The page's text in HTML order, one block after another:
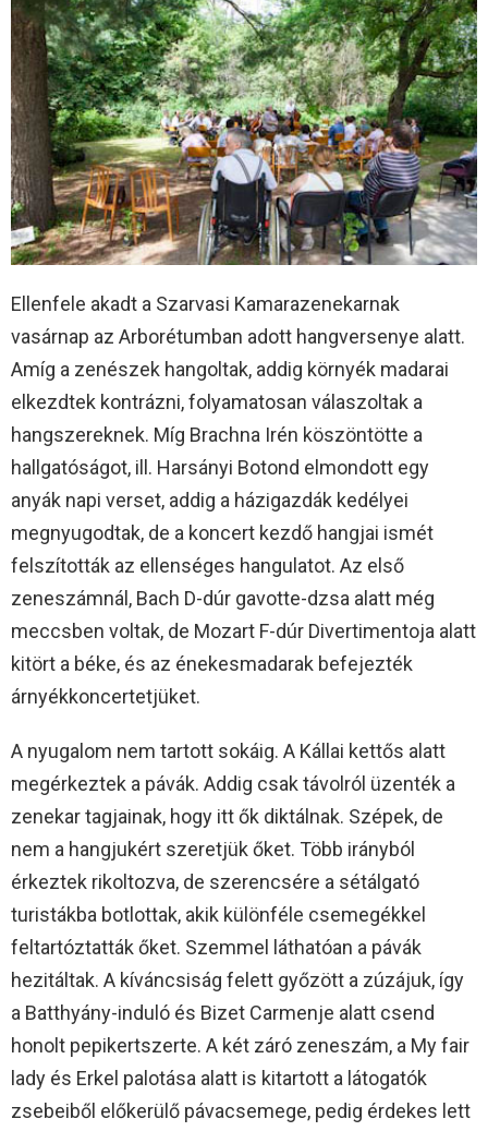
Ellenfele akadt a Szarvasi Kamarazenekarnak
vasárnap az Arborétumban adott hangversenye alatt.
Amíg a zenészek hangoltak, addig környék madarai
elkezdtek kontrázni, folyamatosan válaszoltak a
hangszereknek. Míg Brachna Irén köszöntötte a
hallgatóságot, ill. Harsányi Botond elmondott egy
anyák napi verset, addig a házigazdák kedélyei
megnyugodtak, de a koncert kezdő hangjai ismét
felszították az ellenséges hangulatot. Az első
zeneszámnál, Bach D-dúr gavotte-dzsa alatt még
meccsben voltak, de Mozart F-dúr Divertimentoja alatt
kitört a béke, és az énekesmadarak befejezték
árnyékkoncertetjüket.
A nyugalom nem tartott sokáig. A Kállai kettős alatt
megérkeztek a pávák. Addig csak távolról üzenték a
zenekar tagjainak, hogy itt ők diktálnak. Szépek, de
nem a hangjukért szeretjük őket. Több irányból
érkeztek rikoltozva, de szerencsére a sétálgató
turistákba botlottak, akik különféle csemegékkel
feltartóztatták őket. Szemmel láthatóan a pávák
hezitáltak. A kíváncsiság felett győzött a zúzájuk, így
a Batthyány-induló és Bizet Carmenje alatt csend
honolt pepikertszerte. A két záró zeneszám, a My fair
lady és Erkel palotása alatt is kitartott a látogatók
zsebeiből előkerülő pávacsemege, pedig érdekes lett